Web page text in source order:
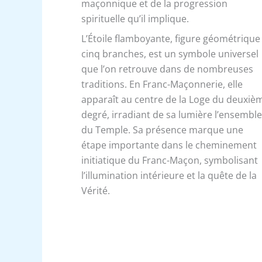
maçonnique et de la progression
spirituelle qu’il implique.
L’Étoile flamboyante, figure géométrique
cinq branches, est un symbole universel
que l’on retrouve dans de nombreuses
traditions. En Franc-Maçonnerie, elle
apparaît au centre de la Loge du
degré, irradiant de sa lumière l’ensemble
du Temple. Sa présence marque une
étape importante dans le cheminement
initiatique du Franc-Maçon, symbolisant
l’illumination intérieure et la quête de la
Vérité.